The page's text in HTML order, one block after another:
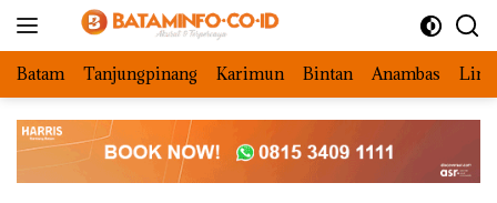
Batam Tanjungpinang Karimun Bintan Anambas